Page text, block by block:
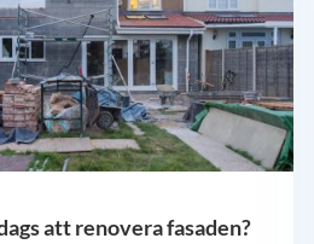
att renovera fasaden?